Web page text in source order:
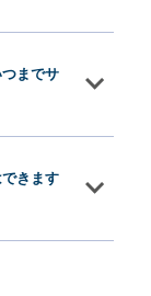
までサ
きます